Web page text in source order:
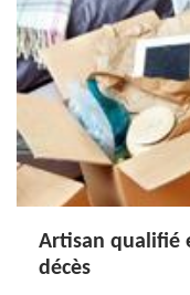
Artisan qualifié
décès